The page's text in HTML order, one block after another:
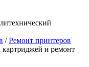
/Ремонт принтеров
картриджей и ремонт